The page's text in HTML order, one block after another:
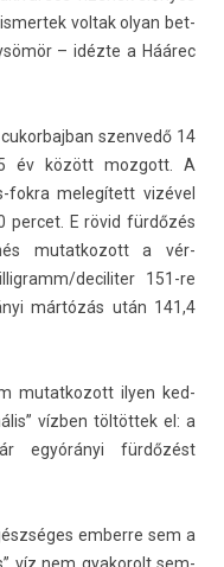
vol­tak olyan bet­
– idézte a Háárec
szen­vedő 14
év között moz­gott. A
fokra melegített vizével
E rövid fürdőzés
mutat­kozott a vér­
decilit­er 151-re
mártózás után 141,4
mutat­kozott ilyen ked­
vízben töltöttek el: a
egyórányi fürdőzést
em­ber­re sem a